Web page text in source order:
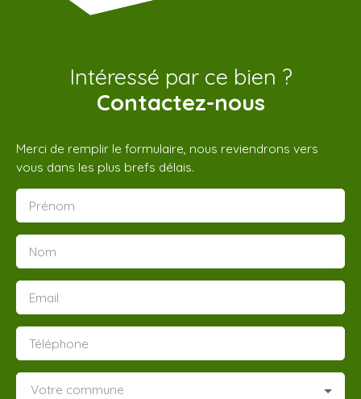
Intéressé par ce bien ?
Contactez-nous
Merci de remplir le formulaire, nous reviendrons vers
vous dans les plus brefs délais.
Prénom
Nom
Email
Téléphone
Votre commune